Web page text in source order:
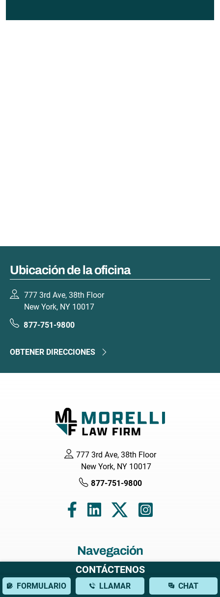
Ubicación de la oficina
777 3rd Ave, 38th Floor
New York, NY 10017
877-751-9800
OBTENER DIRECCIONES
777 3rd Ave, 38th Floor
New York, NY 10017
877-751-9800
Navegación
Hogar
Acerca de nosotros
CONTÁCTENOS
FORMULARIO LLAMAR CHAT